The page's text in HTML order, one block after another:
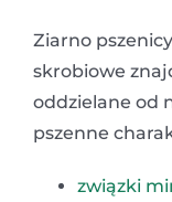
Ziarno
skrobiowe
oddzielane od
pszenne
związki